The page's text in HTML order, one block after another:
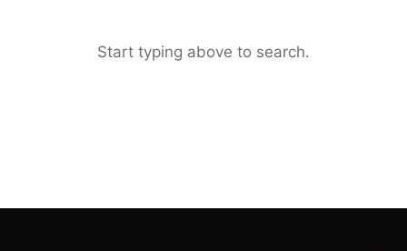
Start typing above to search.